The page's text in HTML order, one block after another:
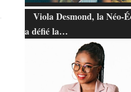
Viola Desmond, la Néo-
a défié la…